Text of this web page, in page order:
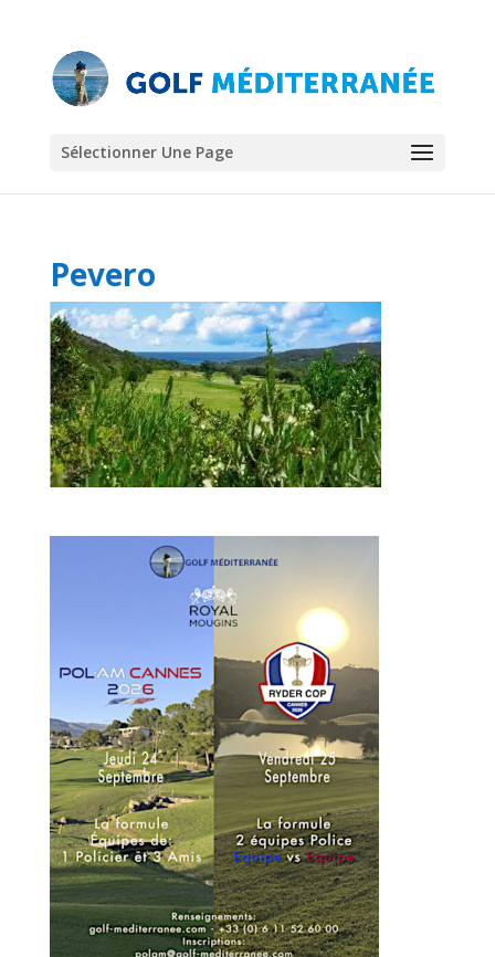
Sélectionner Une Page
Pevero